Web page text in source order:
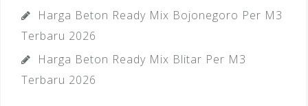
Harga Beton Ready Mix Bojonegoro Per M3
Terbaru 2026
Harga Beton Ready Mix Blitar Per M3
Terbaru 2026